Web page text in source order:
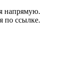
напрямую.
по ссылке.